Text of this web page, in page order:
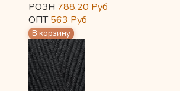
РОЗН 788,20 Руб
ОПТ563 Руб